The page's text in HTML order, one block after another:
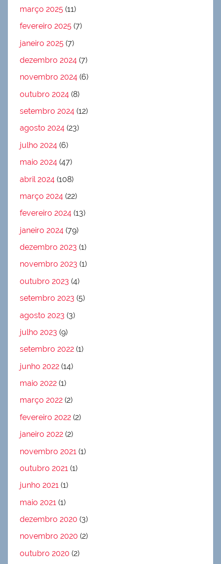
março 2025 (11)
fevereiro 2025 (7)
janeiro 2025 (7)
dezembro 2024 (7)
novembro 2024 (6)
outubro 2024 (8)
setembro 2024 (12)
agosto 2024 (23)
julho 2024 (6)
maio 2024 (47)
abril 2024 (108)
março 2024 (22)
fevereiro 2024 (13)
janeiro 2024 (79)
dezembro 2023 (1)
novembro 2023 (1)
outubro 2023 (4)
setembro 2023 (5)
agosto 2023 (3)
julho 2023 (9)
setembro 2022 (1)
junho 2022 (14)
maio 2022 (1)
março 2022 (2)
fevereiro 2022 (2)
janeiro 2022 (2)
novembro 2021 (1)
outubro 2021 (1)
junho 2021 (1)
maio 2021 (1)
dezembro 2020 (3)
novembro 2020 (2)
outubro 2020 (2)